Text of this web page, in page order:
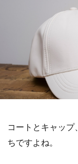
コートとキャッ
ちですよね。